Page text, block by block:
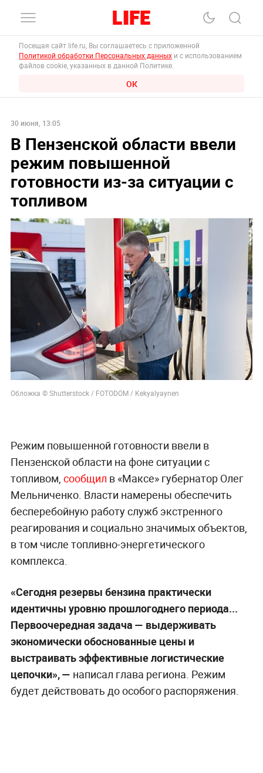
Посещая сайт life.ru, Вы соглашаетесь с приложенной
Политикой обработки Персональных данных и с использованием
файлов cookie, указанных в данной Политике.
ОК
30 июня, 13:05
В Пензенской области ввели
режим повышенной
готовности из-за ситуации с
топливом
Обложка © Shutterstock / FOTODOM / Kekyalyaynen
Режим повышенной готовности ввели в
Пензенской области на фоне ситуации с
топливом, сообщил в «Максе» губернатор Олег
Мельниченко. Власти намерены обеспечить
бесперебойную работу служб экстренного
реагирования и социально значимых объектов,
в том числе топливно-энергетического
комплекса.
«Сегодня резервы бензина практически
идентичны уровню прошлогоднего периода...
Первоочередная задача — выдерживать
экономически обоснованные цены и
выстраивать эффективные логистические
цепочки», — написал глава региона. Режим
будет действовать до особого распоряжения.